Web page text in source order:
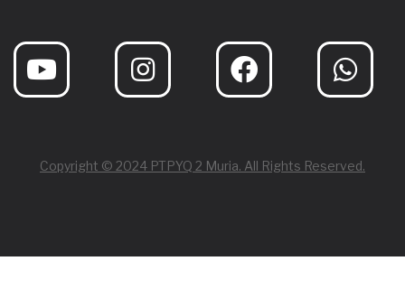
Copyright © 2024 PTPYQ 2 Muria. All Rights Reserved.